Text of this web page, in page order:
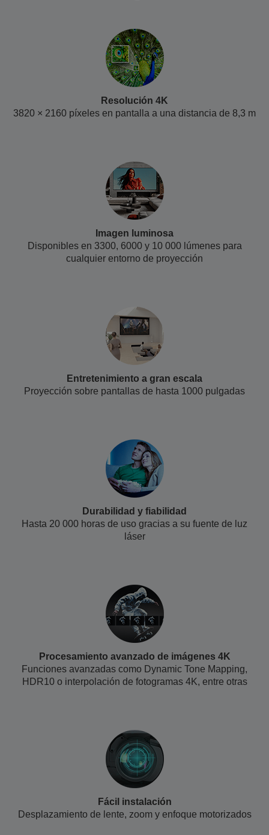
Resolución 4K
3820 × 2160 píxeles en pantalla a una distancia de 8,3 m
Imagen luminosa
Disponibles en 3300, 6000 y 10 000lúmenes para
cualquier entorno de proyección
Entretenimiento a gran escala
Proyección sobre pantallas de hasta 1000 pulgadas
Durabilidad y fiabilidad
Hasta 20 000 horas de uso gracias a su fuente de luz
láser
Procesamiento avanzado de imágenes 4K
Funciones avanzadas como Dynamic Tone Mapping,
HDR10 o interpolación de fotogramas 4K, entre otras
Fácil instalación
Desplazamiento de lente, zoom y enfoque motorizados